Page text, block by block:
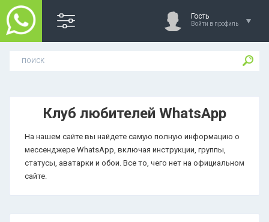
Гость
Войти в профиль
Клуб любителей WhatsApp
На нашем сайте вы найдете самую полную информацию о
мессенджере WhatsApp, включая инструкции, группы,
статусы, аватарки и обои. Все то, чего нет на официальном
сайте.